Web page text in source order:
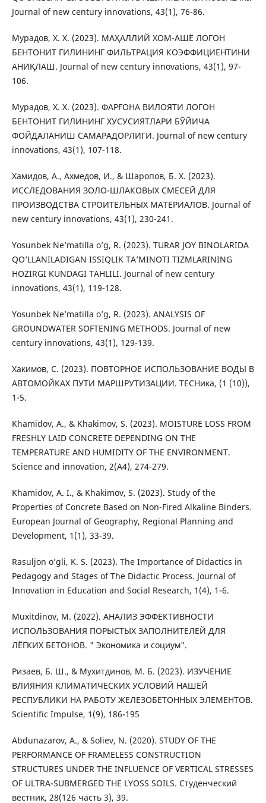
Journal of new century innovations, 43(1), 76-86.
Мурадов, Х. Х. (2023). МАҲАЛЛИЙ ХОМ-АШЁ ЛОГОН
БЕНТОНИТ ГИЛИНИНГ ФИЛЬТРАЦИЯ КОЭФФИЦИЕНТИНИ
АНИҚЛАШ. Journal of new century innovations, 43(1), 97-
106.
Мурадов, Х. Х. (2023). ФАРҒОНА ВИЛОЯТИ ЛОГОН
БЕНТОНИТ ГИЛИНИНГ ХУСУСИЯТЛАРИ БЎЙИЧА
ФОЙДАЛАНИШ САМАРАДОРЛИГИ. Journal of new century
innovations, 43(1), 107-118.
Хамидов, А., Ахмедов, И., & Шаропов, Б. X. (2023).
ИССЛЕДОВАНИЯ ЗОЛО-ШЛАКОВЫХ СМЕСЕЙ ДЛЯ
ПРОИЗВОДСТВА СТРОИТЕЛЬНЫХ МАТЕРИАЛОВ. Journal of
new century innovations, 43(1), 230-241.
Yosunbek Ne’matilla o’g, R. (2023). TURAR JOY BINOLARIDA
QO’LLANILADIGAN ISSIQLIK TA’MINOTI TIZMLARINING
HOZIRGI KUNDAGI TAHLILI. Journal of new century
innovations, 43(1), 119-128.
Yosunbek Ne’matilla o’g, R. (2023). ANALYSIS OF
GROUNDWATER SOFTENING METHODS. Journal of new
century innovations, 43(1), 129-139.
Хакимов, С. (2023). ПОВТОРНОЕ ИСПОЛЬЗОВАНИЕ ВОДЫ В
АВТОМОЙКАХ ПУТИ МАРШРУТИЗАЦИИ. TECHика, (1 (10)),
1-5.
Khamidov, A., & Khakimov, S. (2023). MOISTURE LOSS FROM
FRESHLY LAID CONCRETE DEPENDING ON THE
TEMPERATURE AND HUMIDITY OF THE ENVIRONMENT.
Science and innovation, 2(A4), 274-279.
Khamidov, A. I., & Khakimov, S. (2023). Study of the
Properties of Concrete Based on Non-Fired Alkaline Binders.
European Journal of Geography, Regional Planning and
Development, 1(1), 33-39.
Rasuljon o’gli, K. S. (2023). The Importance of Didactics in
Pedagogy and Stages of The Didactic Process. Journal of
Innovation in Education and Social Research, 1(4), 1-6.
Muxitdinov, M. (2022). АНАЛИЗ ЭФФЕКТИВНОСТИ
ИСПОЛЬЗОВАНИЯ ПОРЫСТЫХ ЗАПОЛНИТЕЛЕЙ ДЛЯ
ЛЁГКИХ БЕТОНОВ. " Экономика и социум".
Ризаев, Б. Ш., & Мухитдинов, М. Б. (2023). ИЗУЧЕНИЕ
ВЛИЯНИЯ КЛИМАТИЧЕСКИХ УСЛОВИЙ НАШЕЙ
РЕСПУБЛИКИ НА РАБОТУ ЖЕЛЕЗОБЕТОННЫХ ЭЛЕМЕНТОВ.
Scientific Impulse, 1(9), 186-195
Abdunazarov, A., & Soliev, N. (2020). STUDY OF THE
PERFORMANCE OF FRAMELESS CONSTRUCTION
STRUCTURES UNDER THE INFLUENCE OF VERTICAL STRESSES
OF ULTRA-SUBMERGED THE LYOSS SOILS. Студенческий
вестник, 28(126 часть 3), 39.